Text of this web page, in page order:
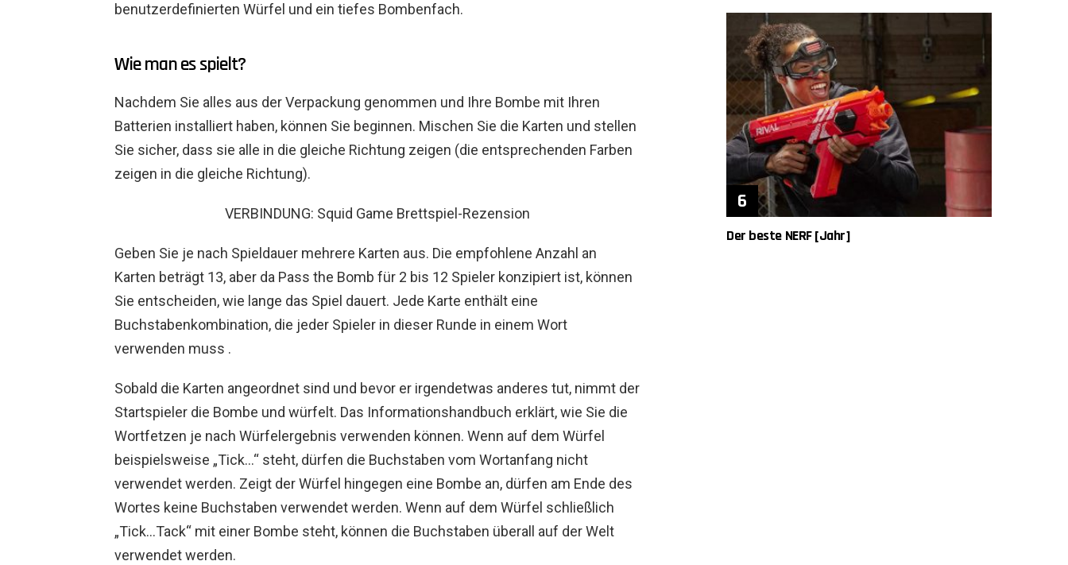
benutzerdefinierten Würfel und ein tiefes Bombenfach.
Wie man es spielt?
Nachdem Sie alles aus der Verpackung genommen und Ihre Bombe mit Ihren
Batterien installiert haben, können Sie beginnen. Mischen Sie die Karten und stellen
Sie sicher, dass sie alle in die gleiche Richtung zeigen (die entsprechenden Farben
zeigen in die gleiche Richtung).
VERBINDUNG: Squid Game Brettspiel-Rezension
Geben Sie je nach Spieldauer mehrere Karten aus. Die empfohlene Anzahl an
Karten beträgt 13, aber da Pass the Bomb für 2 bis 12 Spieler konzipiert ist, können
Sie entscheiden, wie lange das Spiel dauert. Jede Karte enthält eine
Buchstabenkombination, die jeder Spieler in dieser Runde in einem Wort
verwenden muss .
Sobald die Karten angeordnet sind und bevor er irgendetwas anderes tut, nimmt der
Startspieler die Bombe und würfelt. Das Informationshandbuch erklärt, wie Sie die
Wortfetzen je nach Würfelergebnis verwenden können. Wenn auf dem Würfel
beispielsweise „Tick…“ steht, dürfen die Buchstaben vom Wortanfang nicht
verwendet werden. Zeigt der Würfel hingegen eine Bombe an, dürfen am Ende des
Wortes keine Buchstaben verwendet werden. Wenn auf dem Würfel schließlich
„Tick…Tack“ mit einer Bombe steht, können die Buchstaben überall auf der Welt
verwendet werden.
Der beste NERF [Jahr]